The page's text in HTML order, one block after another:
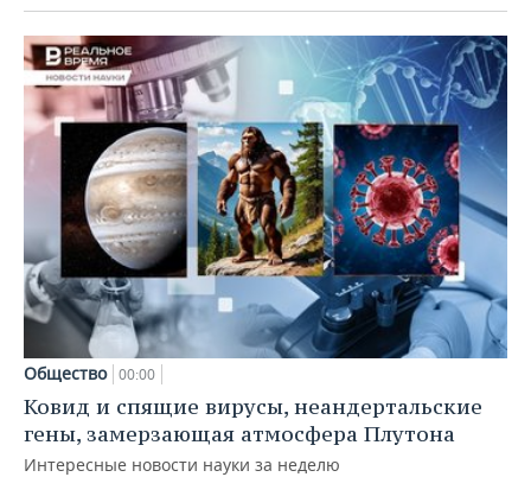
Общество 00:00
Ковид и спящие вирусы, неандертальские
гены, замерзающая атмосфера Плутона
Интересные новости науки за неделю